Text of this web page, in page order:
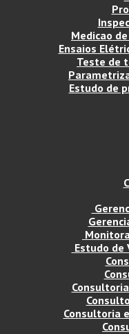
Medicao
Ensaios
Teste de
Estudo de
Estudo de
Consultoria